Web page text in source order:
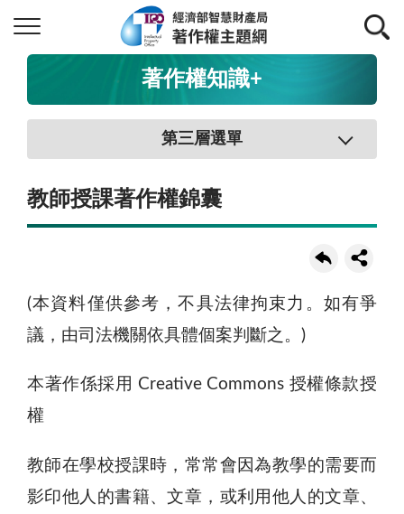
著作權知識+
第三層選單
教師授課著作權錦囊
(本資料僅供參考，不具法律拘束力。如有爭
議，由司法機關依具體個案判斷之。)
本著作係採用 Creative Commons 授權條款授
權
教師在學校授課時，常常會因為教學的需要而
影印他人的書籍、文章，或利用他人的文章、